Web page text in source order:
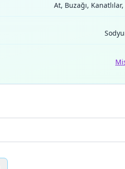
At, Buzağı,